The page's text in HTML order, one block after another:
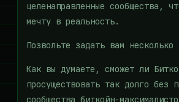
целенаправленные сообщества,
мечту в реальность.
Позвольте задать вам несколько
Как вы думаете, сможет ли
просуществовать так долго без
сообщества биткойн-